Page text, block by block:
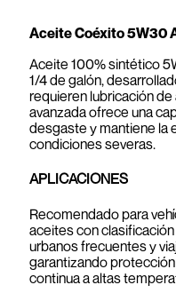
Aceite Coéxito 5W30
Aceite 100% sintético
1/4 de galón,
requieren lubricación
avanzada ofrece una
desgaste y mantiene la
condiciones severas.
APLICACIONES
Recomendado para
aceites con
urbanos frecuentes y
garantizando
continua a altas